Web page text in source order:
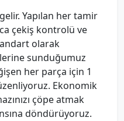
Yapılan her tamir
çekiş kontrolü ve
olarak
sunduğumuz
her parça için 1
Ekonomik
çöpe atmak
döndürüyoruz.